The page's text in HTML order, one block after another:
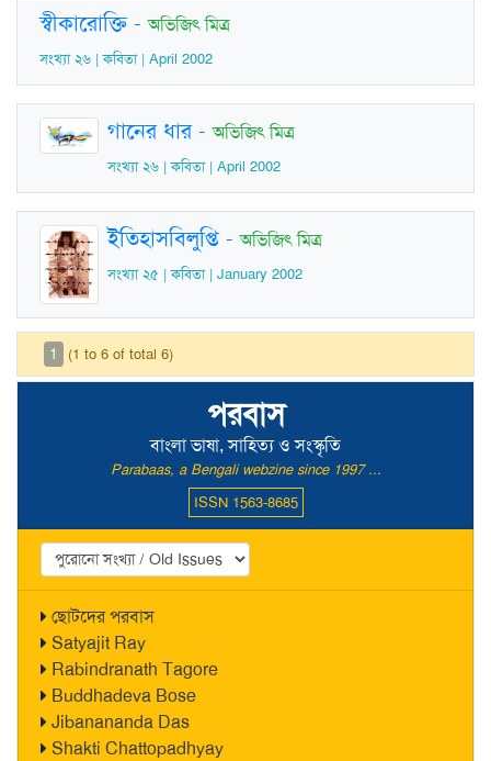
পরবাস
বাংলা ভাষা, সাহিত্য ও সংস্কৃতি
Parabaas, a Bengali webzine since 1997 ...
ISSN 1563-8685
ছোটদের পরবাস
Satyajit Ray
Rabindranath Tagore
Buddhadeva Bose
Jibanananda Das
Shakti Chattopadhyay
স্বীকারোক্তি -অভিজিৎ মিত্র
সংখ্যা ২৬ | কবিতা | April 2002
গানের ধার-অভিজিৎ মিত্র
সংখ্যা ২৬ | কবিতা | April 2002
ইতিহাসবিলুপ্তি -অভিজিৎ মিত্র
সংখ্যা ২৫ | কবিতা | January 2002
1 (1 to 6 of total 6)